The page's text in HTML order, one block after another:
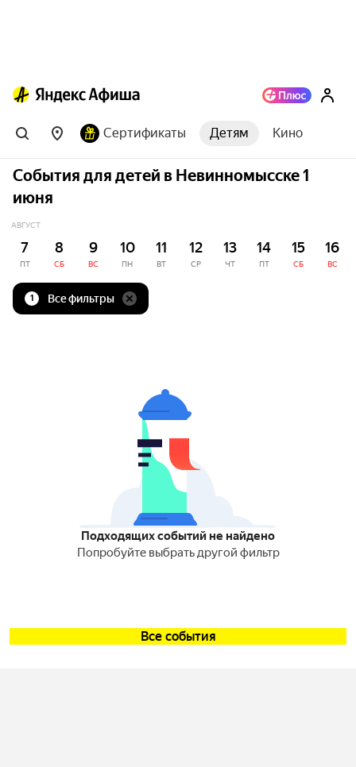
Сертификаты Детям Кино
События для детей в Невинномысске 1
июня
АВГУСТ
7
ПТ
8
СБ
9
ВС
10
ПН
11
ВТ
12
СР
13
ЧТ
14
ПТ
15
СБ
16
ВС
1 Все фильтры
Подходящих событий не найдено
Попробуйте выбрать другой фильтр
Все события